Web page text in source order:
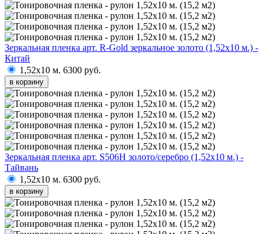
Зеркальная пленка арт. R-Gold зеркальное золото (1,52х10 м.) -
Китай
1,52х10 м. 6300 руб.
в корзину
Зеркальная пленка арт. S506H золото/серебро (1,52х10 м.) -
Тайвань
1,52х10 м. 6300 руб.
в корзину